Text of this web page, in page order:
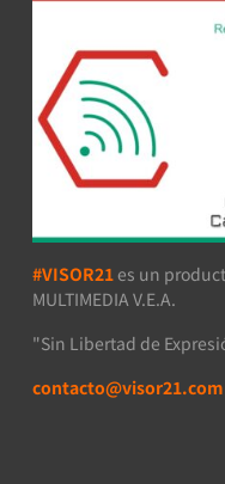
#VISOR21 es un
MULTIMEDIA V.E.A.
"Sin Libertad de
contacto@visor21.com